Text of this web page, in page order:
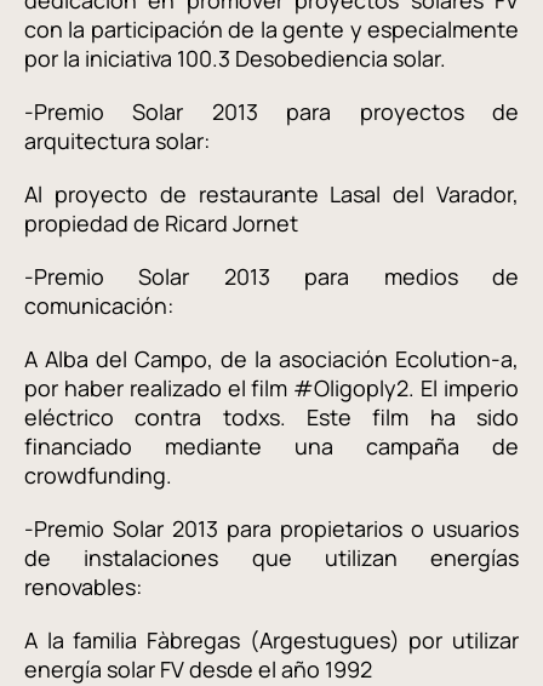
con la participación de la gente y especialmente
por la iniciativa 100.3 Desobediencia solar.
-Premio Solar 2013 para proyectos de
arquitectura solar:
Al proyecto de restaurante Lasal del Varador,
propiedad de Ricard Jornet
-Premio Solar 2013 para medios de
comunicación:
A Alba del Campo, de la asociación Ecolution-a,
por haber realizado el film #Oligoply2. El imperio
eléctrico contra todxs. Este film ha sido
financiado mediante una campaña de
crowdfunding.
-Premio Solar 2013 para propietarios o usuarios
de instalaciones que utilizan energías
renovables:
A la familia Fàbregas (Argestugues) por utilizar
energía solar FV desde el año 1992